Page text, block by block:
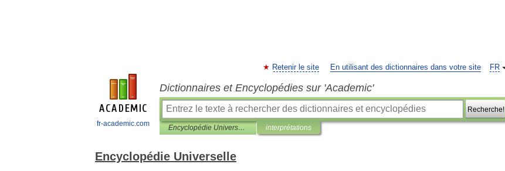
fr-academic.com
FR
Retenir le site En utilisant des dictionnaires dans votre site
Dictionnaires et Encyclopédies sur 'Academic'
Recherche!
Encyclopédie Universelle interprétations
Encyclopédie Universelle